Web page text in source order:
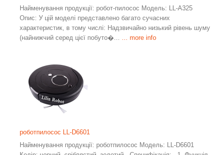
Найменування продукції: робот-пилосос Модель: LL-A325
Опис: У цій моделі представлено багато сучасних
характеристик, в тому числі: Надзвичайно низький рівень шуму
(найнижчий серед цієї побуто�...
... more info
роботпилосос LL-D6601
Найменування продукції: роботпилосос Модель: LL-D6601